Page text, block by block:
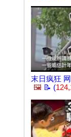
末日疯狂
🖼️ 📝 (